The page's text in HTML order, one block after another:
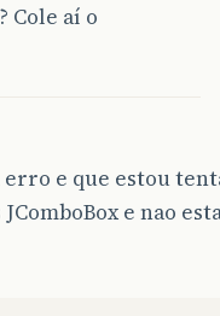
Cole aí o
e que estou
e nao